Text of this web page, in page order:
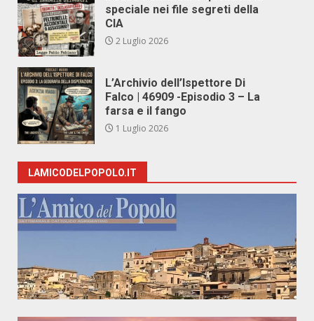
speciale nei file segreti della
CIA
2 Luglio 2026
L’Archivio dell’Ispettore Di
Falco | 46909 -Episodio 3 – La
farsa e il fango
1 Luglio 2026
LAMICODELPOPOLO.IT